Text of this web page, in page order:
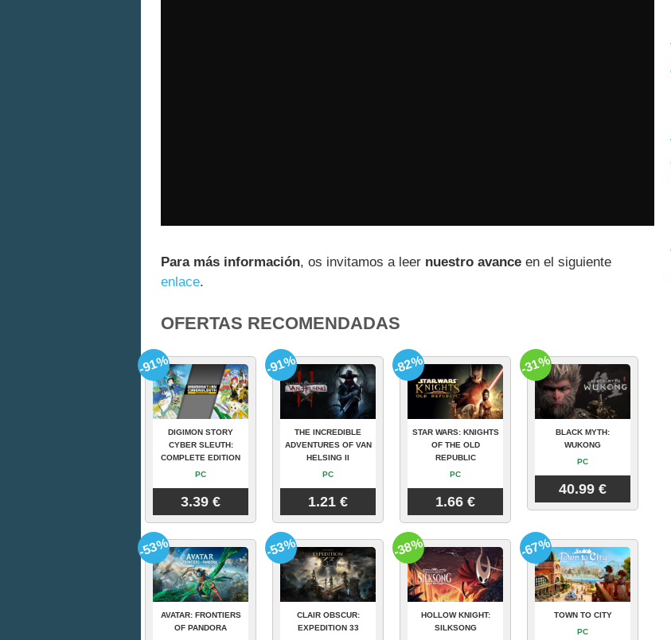
Para más información, os invitamos a leer nuestro avance en el siguiente
enlace.
OFERTAS RECOMENDADAS
DIGIMON STORY
CYBER SLEUTH:
COMPLETE EDITION
PC
3.39 €
-91%
THE INCREDIBLE
ADVENTURES OF VAN
HELSING II
PC
1.21 €
-91%
STAR WARS: KNIGHTS
OF THE OLD
REPUBLIC
PC
1.66 €
-82%
BLACK MYTH:
WUKONG
PC
40.99 €
-31%
AVATAR: FRONTIERS
OF PANDORA
-53%
CLAIR OBSCUR:
EXPEDITION 33
-53%
HOLLOW KNIGHT:
SILKSONG
-38%
TOWN TO CITY
PC
-67%